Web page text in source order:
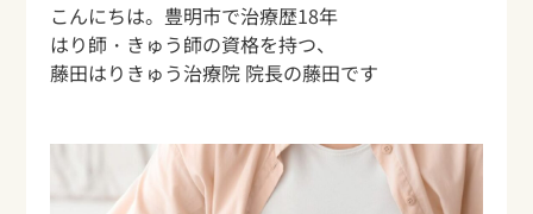
こんにちは。豊明市で治療歴18年
はり師・きゅう師の資格を持つ、
藤田はりきゅう治療院 院長の藤田です